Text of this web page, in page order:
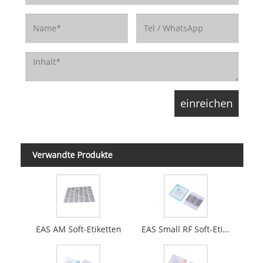
Verwandte Produkte
EAS AM Soft-Etiketten EAS Small RF Soft-Etiketten